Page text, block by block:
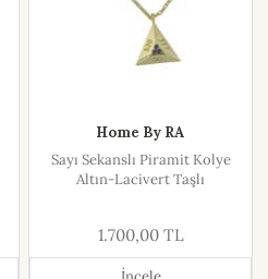
Home By RA
Sayı Sekanslı Piramit Kolye
Altın-Lacivert Taşlı
1.700,00 TL